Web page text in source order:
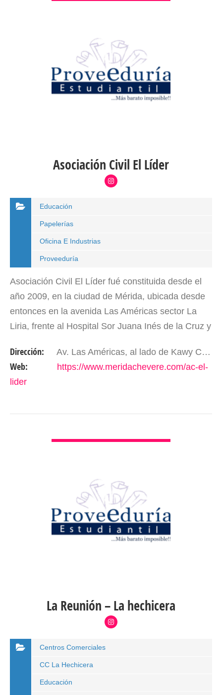
Asociación Civil El Líder
Educación
Papelerías
Oficina E Industrias
Proveeduría
Asociación Civil El Líder fué constituida desde el
año 2009, en la ciudad de Mérida, ubicada desde
entonces en la avenida Las Américas sector La
Liria, frente al Hospital Sor Juana Inés de la Cruz y
Dirección: Av. Las Américas, al lado de Kawy Café. Mérida- Edo. Mérida. Venezuela.
Web:
https://www.meridachevere.com/ac-el-
lider
La Reunión – La hechicera
Centros Comerciales
CC La Hechicera
Educación